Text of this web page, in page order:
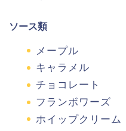
ソース類
メープル
キャラメル
チョコレート
フランボワーズ
ホイップクリーム